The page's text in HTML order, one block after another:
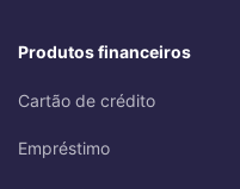
Produtos financeiros
Cartão de crédito
Empréstimo